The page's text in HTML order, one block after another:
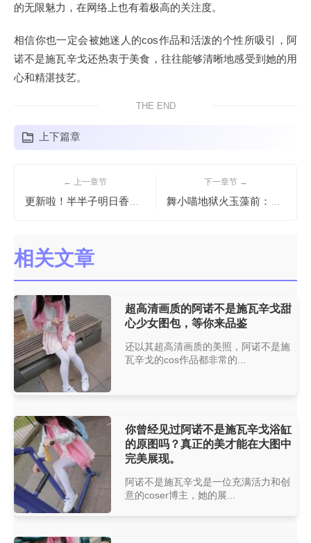
的无限魅力，在网络上也有着极高的关注度。
相信你也一定会被她迷人的cos作品和活泼的个性所吸引，阿
诺不是施瓦辛戈还热衷于美食，往往能够清晰地感受到她的用
心和精湛技艺。
THE END
上下篇章
← 上一章节 下一章节 →
相关文章
超高清画质的阿诺不是施瓦辛戈甜
心少女图包，等你来品鉴
还以其超高清画质的美照，阿诺不是施
瓦辛戈的cos作品都非常的...
你曾经见过阿诺不是施瓦辛戈浴缸
的原图吗？真正的美才能在大图中
完美展现。
阿诺不是施瓦辛戈是一位充满活力和创
意的coser博主，她的展...